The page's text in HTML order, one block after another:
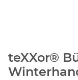
teXXor®